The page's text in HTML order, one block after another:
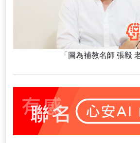
「圖為補教名師 張毅